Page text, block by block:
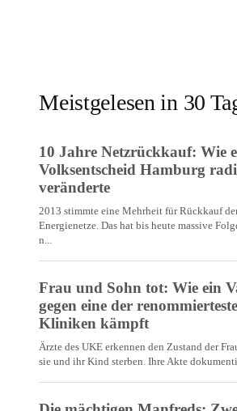
Meistgelesen in 30